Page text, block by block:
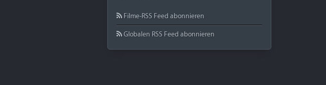
Filme-RSS Feed abonnieren
Globalen RSS Feed abonnieren